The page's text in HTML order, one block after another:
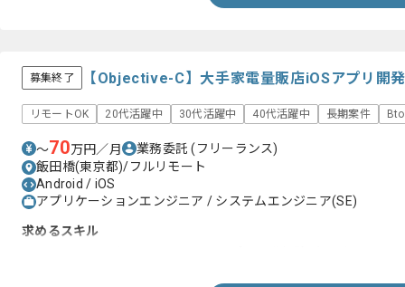
募集終了 【Objective-C】大手家電量販店iOSアプリ開
リモートOK 20代活躍中 30代活躍中 40代活躍中 長期案件
〜70万円／月 業務委託(フリーランス)
飯田橋(東京都)/フルリモート
Android / iOS
アプリケーションエンジニア / システムエンジニア(SE)
求めるスキル